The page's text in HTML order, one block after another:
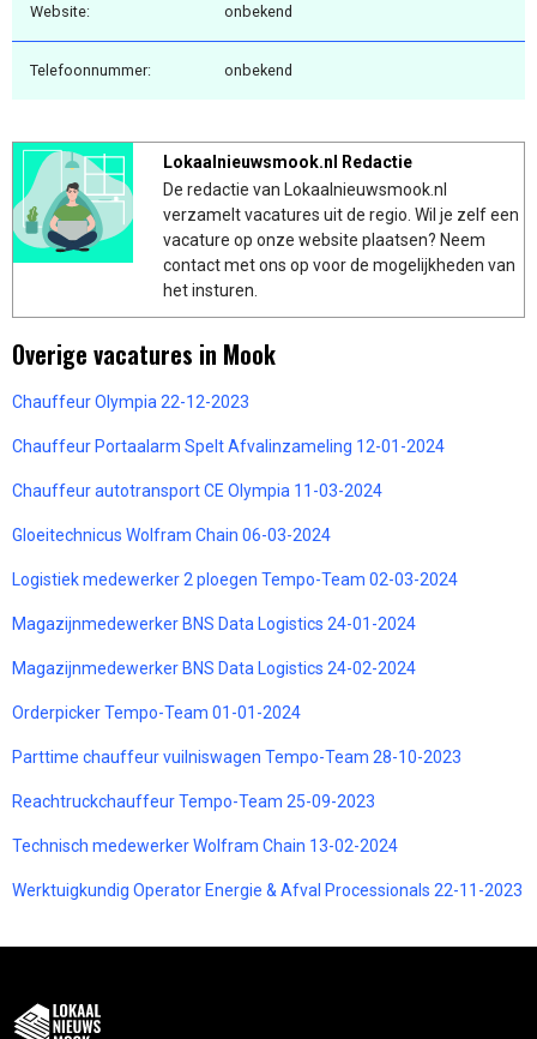
Website: onbekend
Telefoonnummer: onbekend
Lokaalnieuwsmook.nl Redactie
De redactie van Lokaalnieuwsmook.nl
verzamelt vacatures uit de regio. Wil je zelf een
vacature op onze website plaatsen? Neem
contact met ons op voor de mogelijkheden van
het insturen.
Overige vacatures in Mook
Chauffeur Olympia 22-12-2023
Chauffeur Portaalarm Spelt Afvalinzameling 12-01-2024
Chauffeur autotransport CE Olympia 11-03-2024
Gloeitechnicus Wolfram Chain 06-03-2024
Logistiek medewerker 2 ploegen Tempo-Team 02-03-2024
Magazijnmedewerker BNS Data Logistics 24-01-2024
Magazijnmedewerker BNS Data Logistics 24-02-2024
Orderpicker Tempo-Team 01-01-2024
Parttime chauffeur vuilniswagen Tempo-Team 28-10-2023
Reachtruckchauffeur Tempo-Team 25-09-2023
Technisch medewerker Wolfram Chain 13-02-2024
Werktuigkundig Operator Energie & Afval Processionals 22-11-2023